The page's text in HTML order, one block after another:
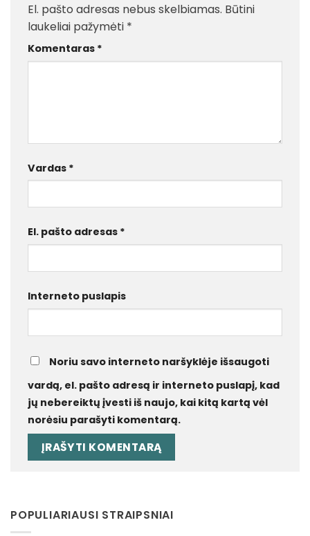
El. pašto adresas nebus skelbiamas. Būtini
laukeliai pažymėti *
Komentaras *
Vardas *
El. pašto adresas *
Interneto puslapis
Noriu savo interneto naršyklėje išsaugoti
vardą, el. pašto adresą ir interneto puslapį, kad
jų nebereiktų įvesti iš naujo, kai kitą kartą vėl
norėsiu parašyti komentarą.
POPULIARIAUSI STRAIPSNIAI